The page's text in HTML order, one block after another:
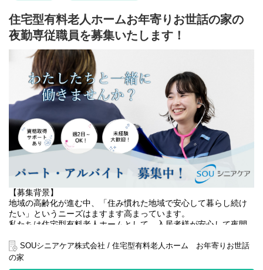
【役割】
住宅型有料老人ホームにおける夜間帯の生活支援・見守り業務を
入居者様が安心して夜間を過ごせるよう、巡視・介助・緊急時対
応を中心にサポートする重要な役割です。
【主な業務内容】
・夜間の巡視・安否確認
・就寝前後の生活支援（排泄介助・移乗介助・服薬の声かけな
ど）
・夜間帯の排泄介助・コール対応
・必要に応じた体位変換・見守り
・夜間の状態・介助内容の記録業務
・緊急時の初期対応および管理者への報告
・朝の起床介助、整容のサポート
・朝の申し送り（引き継ぎ）
・施設内の簡易清掃・整理整頓
・外部サービス（訪問介護・訪問看護など）との連携が必要な場
合の対応
住宅型有料老人ホームお年寄りお世話の家の
夜勤専従職員を募集いたします！
【募集背景】
地域の高齢化が進む中、「住み慣れた地域で安心して暮らし続け
たい」というニーズはますます高まっています。
私たちは住宅型有料老人ホームとして、入居者様が安心して夜間
しています。
SOUシニアケア株式会社 / 住宅型有料老人ホーム お年寄りお世話
の家